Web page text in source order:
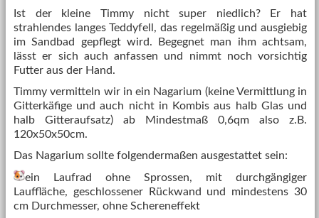
Ist der kleine Timmy nicht super niedlich? Er hat
strahlendes langes Teddyfell, das regelmäßig und ausgiebig
im Sandbad gepflegt wird. Begegnet man ihm achtsam,
lässt er sich auch anfassen und nimmt noch vorsichtig
Futter aus der Hand.
Timmy vermitteln wir in ein Nagarium (keine Vermittlung in
Gitterkäfige und auch nicht in Kombis aus halb Glas und
halb Gitteraufsatz) ab Mindestmaß 0,6qm also z.B.
120x50x50cm.
Das Nagarium sollte folgendermaßen ausgestattet sein:
ein Laufrad ohne Sprossen, mit durchgängiger
Lauffläche, geschlossener Rückwand und mindestens 30
cm Durchmesser, ohne Schereneffekt